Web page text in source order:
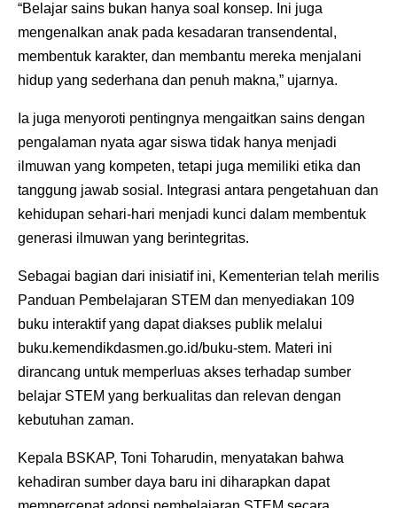
“Belajar sains bukan hanya soal konsep. Ini juga
mengenalkan anak pada kesadaran transendental,
membentuk karakter, dan membantu mereka menjalani
hidup yang sederhana dan penuh makna,” ujarnya.
Ia juga menyoroti pentingnya mengaitkan sains dengan
pengalaman nyata agar siswa tidak hanya menjadi
ilmuwan yang kompeten, tetapi juga memiliki etika dan
tanggung jawab sosial. Integrasi antara pengetahuan dan
kehidupan sehari-hari menjadi kunci dalam membentuk
generasi ilmuwan yang berintegritas.
Sebagai bagian dari inisiatif ini, Kementerian telah merilis
Panduan Pembelajaran STEM dan menyediakan 109
buku interaktif yang dapat diakses publik melalui
buku.kemendikdasmen.go.id/buku-stem. Materi ini
dirancang untuk memperluas akses terhadap sumber
belajar STEM yang berkualitas dan relevan dengan
kebutuhan zaman.
Kepala BSKAP, Toni Toharudin, menyatakan bahwa
kehadiran sumber daya baru ini diharapkan dapat